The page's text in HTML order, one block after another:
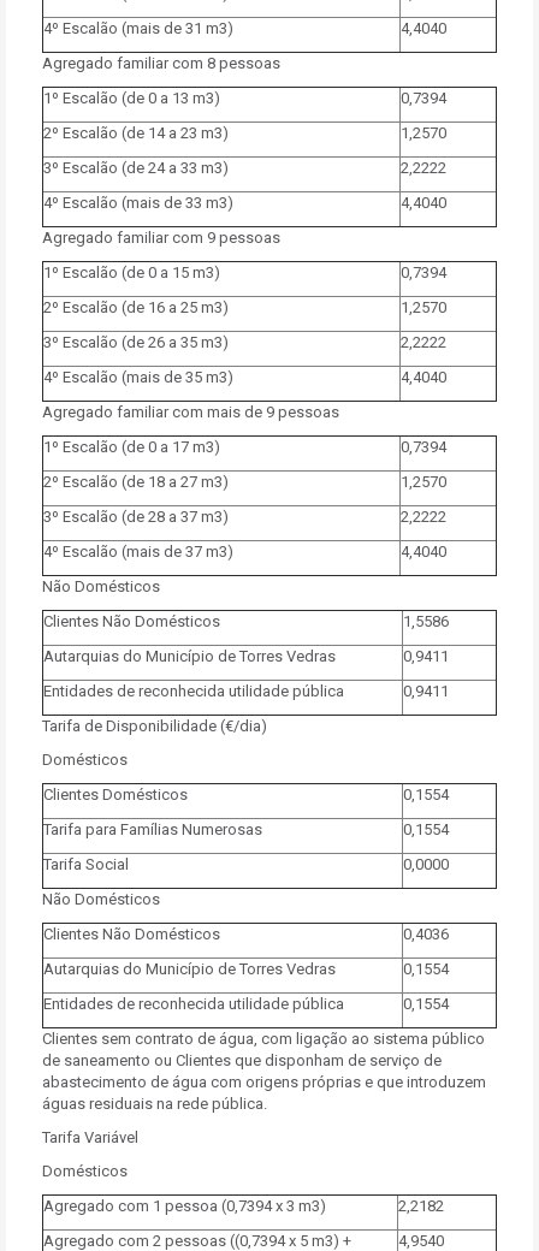
4º Escalão (mais de 31 m3)
4,4040
Agregado familiar com 8 pessoas
1º Escalão (de 0 a 13 m3)
0,7394
2º Escalão (de 14 a 23 m3)
1,2570
3º Escalão (de 24 a 33 m3)
2,2222
4º Escalão (mais de 33 m3)
4,4040
Agregado familiar com 9 pessoas
1º Escalão (de 0 a 15 m3)
0,7394
2º Escalão (de 16 a 25 m3)
1,2570
3º Escalão (de 26 a 35 m3)
2,2222
4º Escalão (mais de 35 m3)
4,4040
Agregado familiar com mais de 9 pessoas
1º Escalão (de 0 a 17 m3)
0,7394
2º Escalão (de 18 a 27 m3)
1,2570
3º Escalão (de 28 a 37 m3)
2,2222
4º Escalão (mais de 37 m3)
4,4040
Não Domésticos
Clientes Não Domésticos
1,5586
Autarquias do Município de Torres Vedras
0,9411
Entidades de reconhecida utilidade pública
0,9411
Tarifa de Disponibilidade (€/dia)
Domésticos
Clientes Domésticos
0,1554
Tarifa para Famílias Numerosas
0,1554
Tarifa Social
0,0000
Não Domésticos
Clientes Não Domésticos
0,4036
Autarquias do Município de Torres Vedras
0,1554
Entidades de reconhecida utilidade pública
0,1554
Clientes sem contrato de água, com ligação ao sistema público
de saneamento ou Clientes que disponham de serviço de
abastecimento de água com origens próprias e que introduzem
águas residuais na rede pública.
Tarifa Variável
Domésticos
Agregado com 1 pessoa (0,7394 x 3 m3)
2,2182
Agregado com 2 pessoas ((0,7394 x 5 m3) +
4,9540